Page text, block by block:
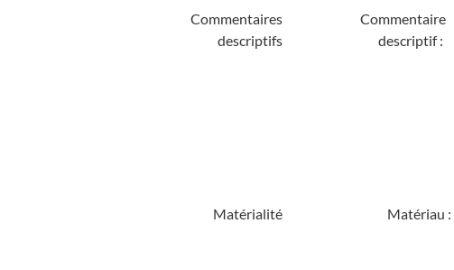
Commentaires
descriptifs
Commentaire
descriptif :
Matérialité Matériau :